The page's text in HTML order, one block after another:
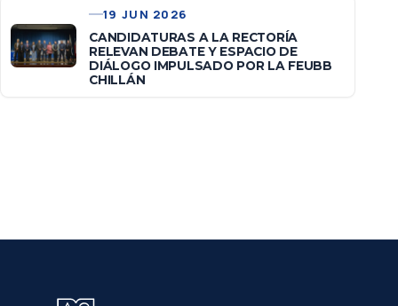
19 JUN 2026
CANDIDATURAS A LA RECTORÍA
RELEVAN DEBATE Y ESPACIO DE
DIÁLOGO IMPULSADO POR LA FEUBB
CHILLÁN